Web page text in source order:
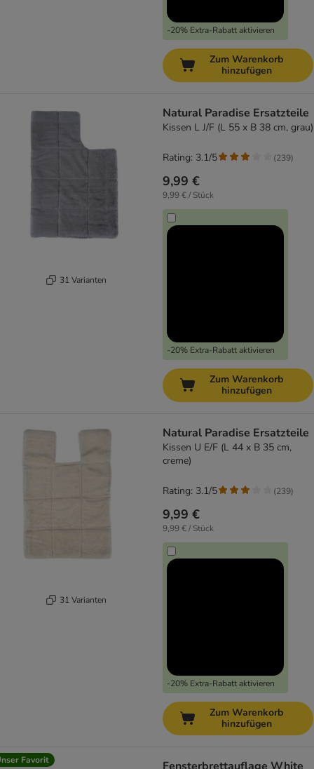
-20% Extra-Rabatt aktivieren
Zum Warenkorb
hinzufügen
31 Varianten
Natural Paradise Ersatzteile
Kissen L J/F (L 55 x B 38 cm, grau)
9,99 €
9,99 € / Stück
-20% Extra-Rabatt aktivieren
Rating: 3.1/5 (239)
Zum Warenkorb
hinzufügen
31 Varianten
Natural Paradise Ersatzteile
Kissen U E/F (L 44 x B 35 cm,
creme)
9,99 €
9,99 € / Stück
-20% Extra-Rabatt aktivieren
Rating: 3.1/5 (239)
Zum Warenkorb
hinzufügen
Favorit